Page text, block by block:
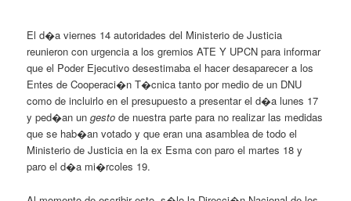
El d�a viernes 14 autoridades del Ministerio de Justicia
reunieron con urgencia a los gremios ATE Y UPCN para informar
que el Poder Ejecutivo desestimaba el hacer desaparecer a los
Entes de Cooperaci�n T�cnica tanto por medio de un DNU
como de incluirlo en el presupuesto a presentar el d�a lunes 17
y ped�an ungesto de nuestra parte para no realizar las medidas
que se hab�an votado y que eran una asamblea de todo el
Ministerio de Justicia en la ex Esma con paro el martes 18 y
paro el d�a mi�rcoles 19.